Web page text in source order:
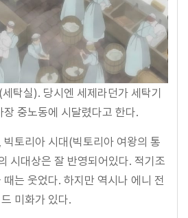
탁실). 당시엔 세제라던가 세탁기
중노동에 시달렸다고 한다.
토리아 시대(빅토리아 여왕의 통
시대상은 잘 반영되어있다. 적기조
는 웃었다. 하지만 역시나 에니 전
미화가 있다.